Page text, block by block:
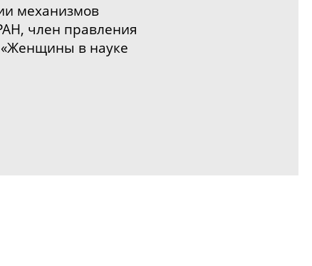
механизмов
член правления
в науке